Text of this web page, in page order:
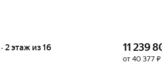
2 этаж из 16 11 239
от 40 377